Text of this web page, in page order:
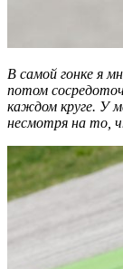
В самой гонке я
потом
каждом круге. У
несмотря на то,